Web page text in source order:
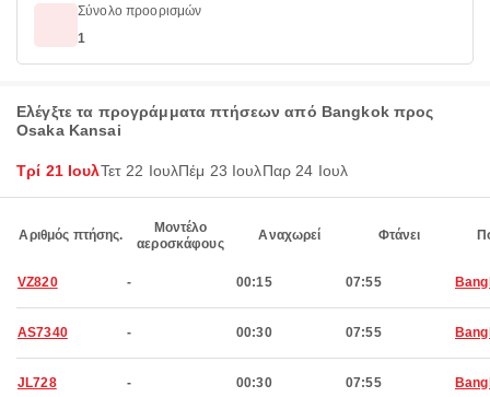
Σύνολο προορισμών
1
Ελέγξτε τα προγράμματα πτήσεων από Bangkok προς
Osaka Kansai
Τρί 21 ΙουλΤετ 22 ΙουλΠέμ 23 ΙουλΠαρ 24 Ιουλ
Αριθμός πτήσης.
Μοντέλο
αεροσκάφους
Αναχωρεί Φτάνει
VZ820 - 00:15 07:55
AS7340 - 00:30 07:55
JL728 - 00:30 07:55